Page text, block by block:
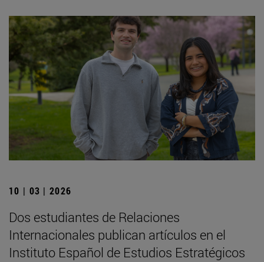
10 | 03 | 2026
Dos estudiantes de Relaciones
Internacionales publican artículos en el
Instituto Español de Estudios Estratégicos